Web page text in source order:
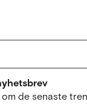
de senaste